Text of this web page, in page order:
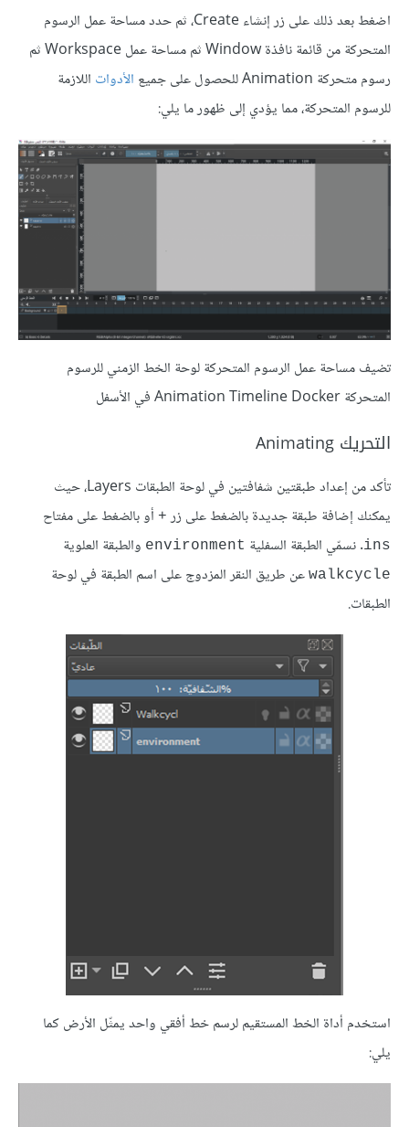
اضغط بعد ذلك على زر إنشاء Create، ثم حدد مساحة عمل الرسوم
المتحركة من قائمة نافذة Window ثم مساحة عمل Workspace ثم
رسوم متحركة Animation للحصول على جميع
الأدوات اللازمة
للرسوم المتحركة، مما يؤدي إلى ظهور ما يلي:
تضيف مساحة عمل الرسوم المتحركة لوحة الخط الزمني للرسوم
المتحركة Animation Timeline Docker في الأسفل
التحريك Animating
تأكد من إعداد طبقتين شفافتين في لوحة الطبقات Layers، حيث
يمكنك إضافة طبقة جديدة بالضغط على زر + أو بالضغط على مفتاح
ins. نسمّي الطبقة السفلية environment والطبقة العلوية
walkcycle عن طريق النقر المزدوج على اسم الطبقة في لوحة
الطبقات.
استخدم أداة الخط المستقيم لرسم خط أفقي واحد يمثّل الأرض كما
يلي: